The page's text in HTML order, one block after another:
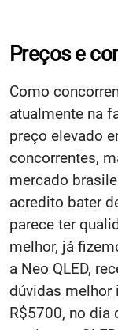
Preços e
Como
atualmente na
preço elevado
concorrentes,
mercado
acredito bater
parece ter
melhor, já
a Neo QLED,
dúvidas melhor
R$5700, no dia